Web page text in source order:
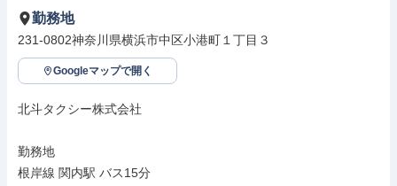
勤務地
231-0802神奈川県横浜市中区小港町１丁目３
Googleマップで開く
北斗タクシー株式会社
勤務地
根岸線 関内駅 バス15分